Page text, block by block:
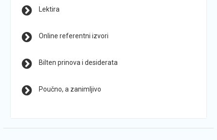
Lektira
Online referentni izvori
Bilten prinova i desiderata
Poučno, a zanimljivo